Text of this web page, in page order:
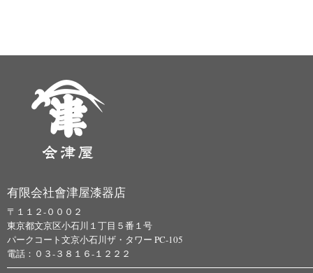
有限会社會津屋漆器店
〒１１２-０００２
東京都文京区小石川１丁目５番１号
パークコート文京小石川ザ・タワー PC-105
電話：０３-３８１６-１２２２